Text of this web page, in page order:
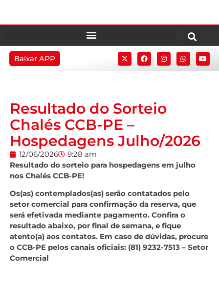
Baixar APP
Resultado do Sorteio
Chalés CCB-PE –
Hospedagens Julho/2026
12/06/2026
9:28 am
Resultado do sorteio para hospedagens em julho
nos Chalés CCB-PE!
Os(as) contemplados(as) serão contatados pelo
setor comercial para confirmação da reserva, que
será efetivada mediante pagamento. Confira o
resultado abaixo, por final de semana, e fique
atento(a) aos contatos. Em caso de dúvidas, procure
o CCB-PE pelos canais oficiais: (81) 9232-7513 – Setor
Comercial